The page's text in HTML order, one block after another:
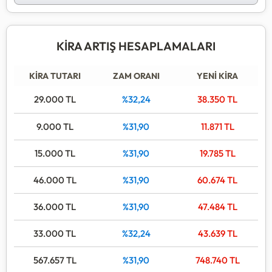
listelenecektir.
KİRA ARTIŞ HESAPLAMALARI
KİRA TUTARI ZAM ORANI YENİ KİRA
29.000TL %32,24 38.350TL
9.000TL %31,90 11.871TL
15.000TL %31,90 19.785TL
46.000TL %31,90 60.674TL
36.000TL %31,90 47.484TL
33.000TL %32,24 43.639TL
567.657TL %31,90 748.740TL